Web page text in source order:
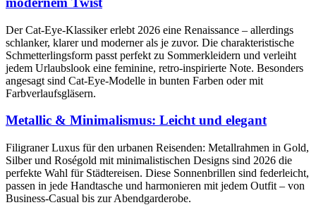
Der Cat-Eye-Klassiker erlebt 2026 eine Renaissance – allerdings
schlanker, klarer und moderner als je zuvor. Die charakteristische
Schmetterlingsform passt perfekt zu Sommerkleidern und verleiht
jedem Urlaubslook eine feminine, retro-inspirierte Note. Besonders
angesagt sind Cat-Eye-Modelle in bunten Farben oder mit
Farbverlaufsgläsern.
Metallic & Minimalismus: Leicht und elegant
Filigraner Luxus für den urbanen Reisenden: Metallrahmen in Gold,
Silber und Roségold mit minimalistischen Designs sind 2026 die
perfekte Wahl für Städtereisen. Diese Sonnenbrillen sind federleicht,
passen in jede Handtasche und harmonieren mit jedem Outfit – von
Business-Casual bis zur Abendgarderobe.